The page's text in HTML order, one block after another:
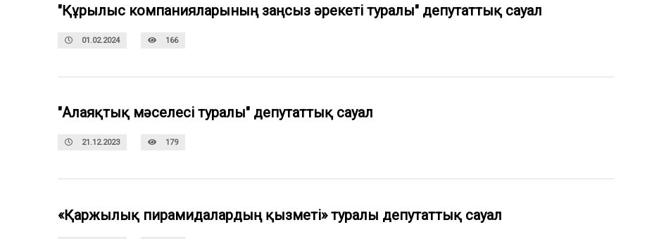
"Құрылыс компанияларының заңсыз әрекеті туралы" депутаттық сауал
01.02.2024 166
"Алаяқтық мәселесі туралы" депутаттық сауал
21.12.2023 179
«Қаржылық пирамидалардың қызметі» туралы депутаттық сауал